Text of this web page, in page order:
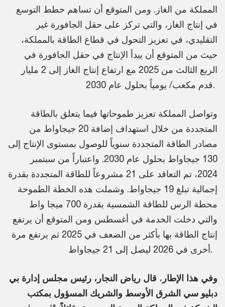
المملكة من الغاز. ومن المتوقع أن تساهم خطط التوسع
في إنتاج الغاز، والتي تركز على حقل الجافورة غير
التقليدي، في تعزيز التحول في قطاع الطاقة بالمملكة،
حيث من المتوقع أن يبدأ الإنتاج في حقل الجافورة في
الربع الثالث من 2025 مع ارتفاع إنتاج الغاز إلى 2 مليار
قدم مكعب/ يومياً بحلول عام 2030.
وتواصل المملكة تعزيز طموحاتها فيما يتعلق بالطاقة
المتجددة من خلال استهداف إضافة 20 جيجاواط من
مصادر الطاقة المتجددة سنوياً للوصول بمستوى الإنتاج إلى
130 جيجاواط بحلول عام 2030. واعتباراً من سبتمبر
2024، تم التعاقد على 21 مشروعاً للطاقة المتجددة بقدرة
إجمالية تبلغ 19 جيجاواط. وشملت هذه الخطة الطموحة
محطة الرس للطاقة الشمسية بقدرة 700 ميجا واط
والتي دخلت الخدمة في أغسطس ومن المتوقع أن يرتفع
إنتاج الطاقة بها بأكثر من الضعف في 2025 ثم يرتفع مرة
أخرى في 2026 ليصل إلى 21 جيجاواط.
وفي هذا الإطار ، قال رياض النجار، رئيس مجلس إدارة بي
دبليو سي الشرق الأوسط والشريك المسؤول بمكتب